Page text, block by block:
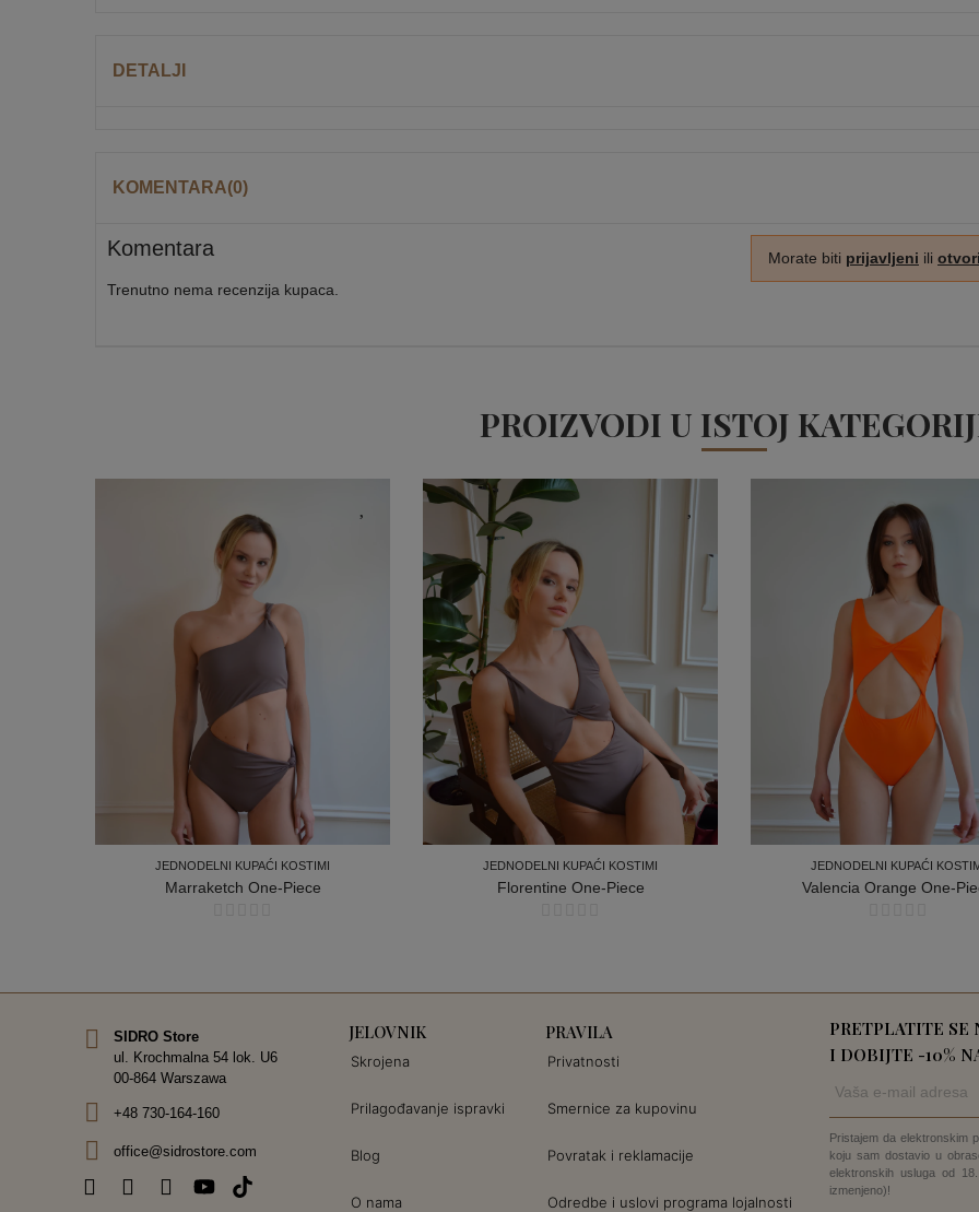
DETALJI
KOMENTARA(0)
Komentara
Trenutno nema recenzija kupaca.
Morate biti prijavljeni ili
PROIZVODI U ISTOJ
JEDNODELNI KUPAĆI KOSTIMI
Marraketch One-Piece
JEDNODELNI KUPAĆI KOSTIMI
Florentine One-Piece
JEDNODELNI KUPAĆI
Valencia Orange One-
SIDRO Store
ul. Krochmalna 54 lok. U6
00-864 Warszawa
+48 730-164-160
office@sidrostore.com
JELOVNIK
Skrojena
Prilagođavanje ispravki
Blog
O nama
PRAVILA
Privatnosti
Smernice za kupovinu
Povratak i reklamacije
Odredbe i uslovi programa lojalnosti
PRETPLATITE SE
I DOBIJTE -10%
Pristajem da elektronskim
koju sam dostavio u
elektronskih usluga od
izmenjeno)!